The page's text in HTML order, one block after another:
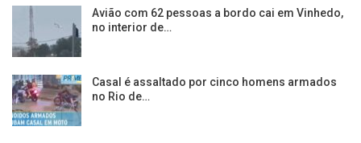
Avião com 62 pessoas a bordo cai em Vinhedo,
no interior de…
Casal é assaltado por cinco homens armados
no Rio de…